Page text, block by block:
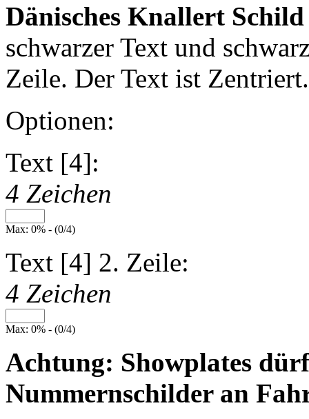
Dänisches Knallert Schild
schwarzer Text und
Zeile. Der Text ist Zentriert.
Optionen:
Text [4]:
4 Zeichen
Max: 0% - (0/4)
Text [4] 2. Zeile:
4 Zeichen
Max: 0% - (0/4)
Achtung: Showplates
Nummernschilder an